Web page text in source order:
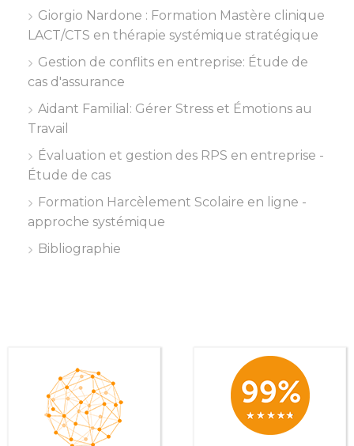
Giorgio Nardone : Formation Mastère clinique
LACT/CTS en thérapie systémique stratégique
Gestion de conflits en entreprise: Étude de
cas d'assurance
Aidant Familial: Gérer Stress et Émotions au
Travail
Évaluation et gestion des RPS en entreprise -
Étude de cas
Formation Harcèlement Scolaire en ligne -
approche systémique
Bibliographie